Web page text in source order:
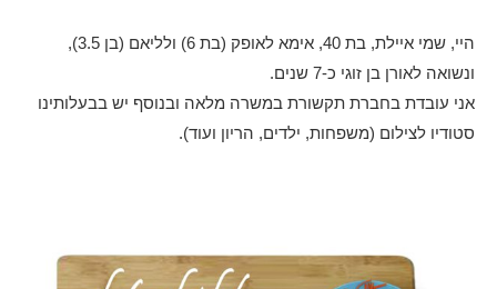
היי, שמי איילת, בת 40, אימא לאופק (בת 6) ולליאם (בן 3.5),
ונשואה לאורן בן זוגי כ-7 שנים.
אני עובדת בחברת תקשורת במשרה מלאה ובנוסף יש בבעלותינו
סטודיו לצילום (משפחות, ילדים, הריון ועוד).